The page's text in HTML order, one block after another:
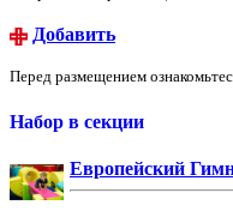
Добавить
Перед размещением
Набор в секции
Европейский